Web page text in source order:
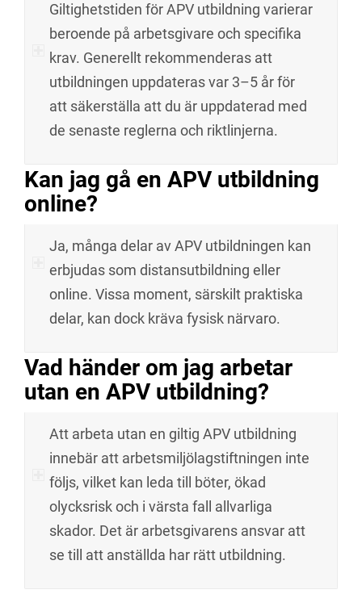
Giltighetstiden för APV utbildning varierar
beroende på arbetsgivare och specifika
krav. Generellt rekommenderas att
utbildningen uppdateras var 3–5 år för
att säkerställa att du är uppdaterad med
de senaste reglerna och riktlinjerna.
Kan jag gå en APV utbildning
online?
Ja, många delar av APV utbildningen kan
erbjudas som distansutbildning eller
online. Vissa moment, särskilt praktiska
delar, kan dock kräva fysisk närvaro.
Vad händer om jag arbetar
utan en APV utbildning?
Att arbeta utan en giltig APV utbildning
innebär att arbetsmiljölagstiftningen inte
följs, vilket kan leda till böter, ökad
olycksrisk och i värsta fall allvarliga
skador. Det är arbetsgivarens ansvar att
se till att anställda har rätt utbildning.